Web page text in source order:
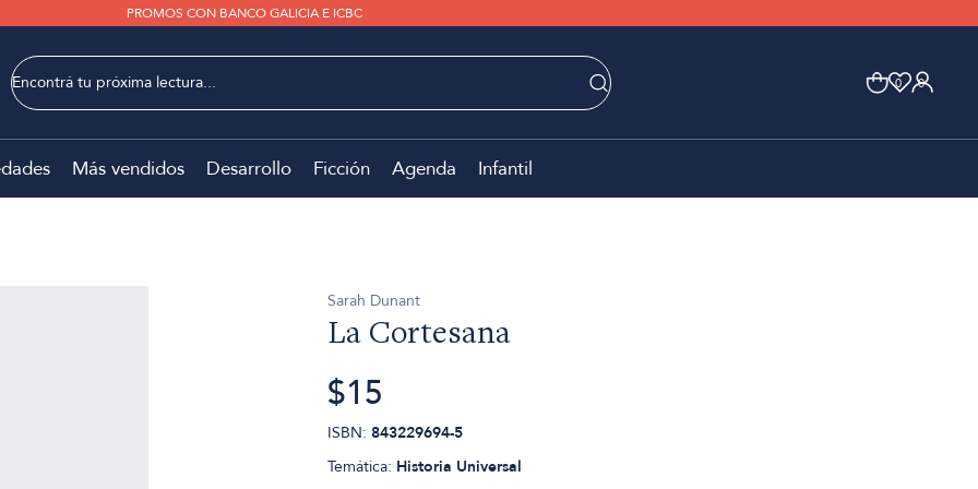
PROMOS CON BANCO GALICIA E ICBC
0 0
Más vendidos Desarrollo Ficción Agenda Infantil
Sarah Dunant
La Cortesana
$15
ISBN: 843229694-5
Temática: Historia Universal